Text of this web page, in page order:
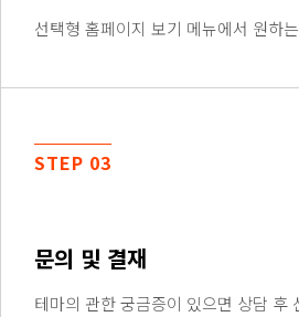
선택형 홈페이지 보기 메뉴에서 원하
STEP 03
문의 및 결재
테마의 관한 궁금증이 있으면 상담 후